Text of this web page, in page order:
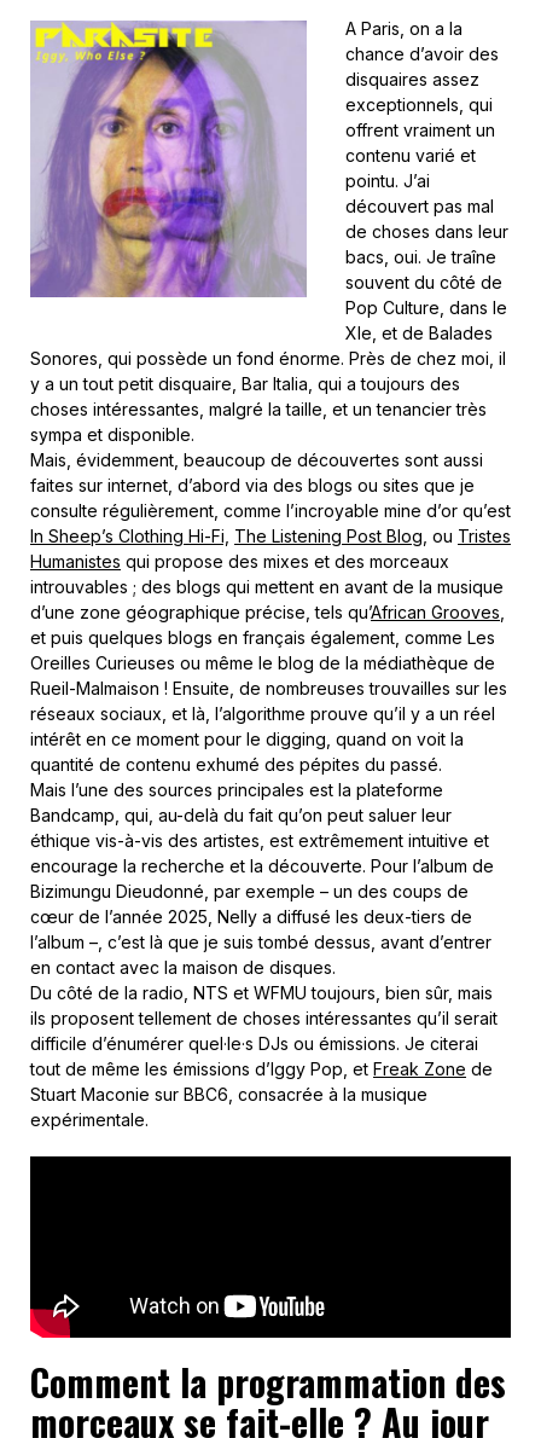
A Paris, on a la
chance d’avoir des
disquaires assez
exceptionnels, qui
offrent vraiment un
contenu varié et
pointu. J’ai
découvert pas mal
de choses dans leur
bacs, oui. Je traîne
souvent du côté de
Pop Culture, dans le
XIe, et de Balades
Sonores, qui possède un fond énorme. Près de chez moi, il
y a un tout petit disquaire, Bar Italia, qui a toujours des
choses intéressantes, malgré la taille, et un tenancier très
sympa et disponible.
Mais, évidemment, beaucoup de découvertes sont aussi
faites sur internet, d’abord via des blogs ou sites que je
consulte régulièrement, comme l’incroyable mine d’or qu’est
In Sheep’s Clothing Hi-Fi, The Listening Post Blog, ou Tristes
Humanistes qui propose des mixes et des morceaux
introuvables ; des blogs qui mettent en avant de la musique
d’une zone géographique précise, tels qu’African Grooves
et puis quelques blogs en français également, comme Les
Oreilles Curieuses ou même le blog de la médiathèque de
Rueil-Malmaison ! Ensuite, de nombreuses trouvailles sur les
réseaux sociaux, et là, l’algorithme prouve qu’il y a un réel
intérêt en ce moment pour le digging, quand on voit la
quantité de contenu exhumé des pépites du passé.
Mais l’une des sources principales est la plateforme
Bandcamp, qui, au-delà du fait qu’on peut saluer leur
éthique vis-à-vis des artistes, est extrêmement intuitive et
encourage la recherche et la découverte. Pour l’album de
Bizimungu Dieudonné, par exemple – un des coups de
cœur de l’année 2025, Nelly a diffusé les deux-tiers de
l’album –, c’est là que je suis tombé dessus, avant d’entrer
en contact avec la maison de disques.
Du côté de la radio, NTS et WFMU toujours, bien sûr, mais
ils proposent tellement de choses intéressantes qu’il serait
difficile d’énumérer quel·le·s DJs ou émissions. Je citerai
tout de même les émissions d’Iggy Pop, et Freak Zone de
Stuart Maconie sur BBC6, consacrée à la musique
expérimentale.
Comment la programmation des
morceaux se fait-elle ? Au jour